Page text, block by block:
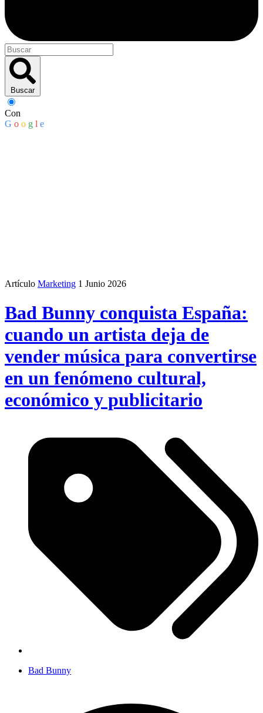
Buscar
Con
G o o g l e
Artículo Marketing 1 Junio 2026
Bad Bunny conquista España:
cuando un artista deja de
vender música para convertirse
en un fenómeno cultural,
económico y publicitario
Bad Bunny